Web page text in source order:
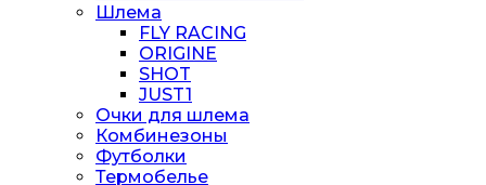
Шлема
FLY RACING
ORIGINE
SHOT
JUST1
Очки для шлема
Комбинезоны
Футболки
Термобелье